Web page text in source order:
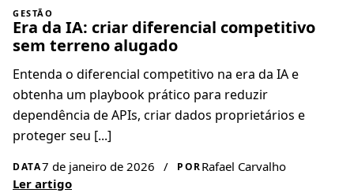
GESTÃO
Era da IA: criar diferencial competitivo
sem terreno alugado
Entenda o diferencial competitivo na era da IA e
obtenha um playbook prático para reduzir
dependência de APIs, criar dados proprietários e
proteger seu [...]
DATA7 de janeiro de 2026 / PORRafael Carvalho
Ler artigo